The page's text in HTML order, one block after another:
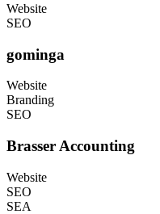
Website
SEO
gominga
Website
Branding
SEO
Brasser Accounting
Website
SEO
SEA